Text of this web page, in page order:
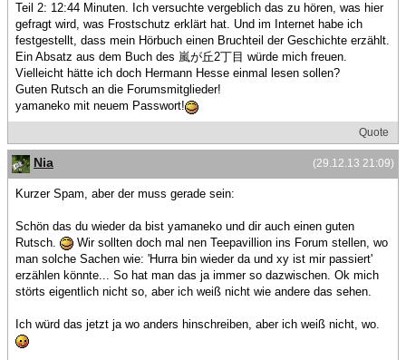
Teil 2: 12:44 Minuten. Ich versuchte vergeblich das zu hören, was hier
gefragt wird, was Frostschutz erklärt hat. Und im Internet habe ich
festgestellt, dass mein Hörbuch einen Bruchteil der Geschichte erzählt.
Ein Absatz aus dem Buch des 嵐が丘2丁目 würde mich freuen.
Vielleicht hätte ich doch Hermann Hesse einmal lesen sollen?
Guten Rutsch an die Forumsmitglieder!
yamaneko mit neuem Passwort!
Quote
(29.12.13 21:09)
Nia
Kurzer Spam, aber der muss gerade sein:
Schön das du wieder da bist yamaneko und dir auch einen guten
Rutsch.
Wir sollten doch mal nen Teepavillion ins Forum stellen, wo
man solche Sachen wie: 'Hurra bin wieder da und xy ist mir passiert'
erzählen könnte... So hat man das ja immer so dazwischen. Ok mich
störts eigentlich nicht so, aber ich weiß nicht wie andere das sehen.
Ich würd das jetzt ja wo anders hinschreiben, aber ich weiß nicht, wo.